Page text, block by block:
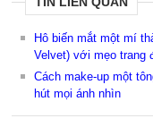
Hô biến mắt một mí
Velvet) với mẹo trang
Cách make-up một
hút mọi ánh nhìn